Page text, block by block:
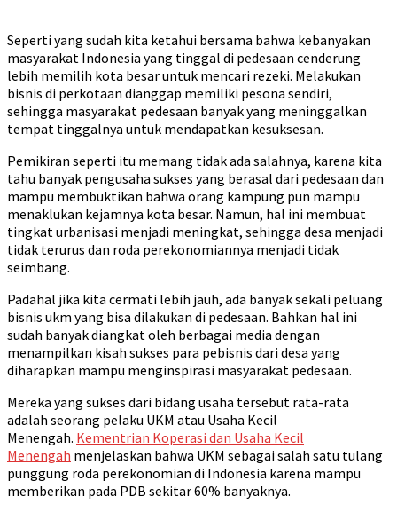
Seperti yang sudah kita ketahui bersama bahwa kebanyakan
masyarakat Indonesia yang tinggal di pedesaan cenderung
lebih memilih kota besar untuk mencari rezeki. Melakukan
bisnis di perkotaan dianggap memiliki pesona sendiri,
sehingga masyarakat pedesaan banyak yang meninggalkan
tempat tinggalnya untuk mendapatkan kesuksesan.
Pemikiran seperti itu memang tidak ada salahnya, karena kita
tahu banyak pengusaha sukses yang berasal dari pedesaan dan
mampu membuktikan bahwa orang kampung pun mampu
menaklukan kejamnya kota besar. Namun, hal ini membuat
tingkat urbanisasi menjadi meningkat, sehingga desa menjadi
tidak terurus dan roda perekonomiannya menjadi tidak
seimbang.
Padahal jika kita cermati lebih jauh, ada banyak sekali peluang
bisnis ukm yang bisa dilakukan di pedesaan. Bahkan hal ini
sudah banyak diangkat oleh berbagai media dengan
menampilkan kisah sukses para pebisnis dari desa yang
diharapkan mampu menginspirasi masyarakat pedesaan.
Mereka yang sukses dari bidang usaha tersebut rata-rata
adalah seorang pelaku UKM atau Usaha Kecil
Menengah. Kementrian Koperasi dan Usaha Kecil
Menengah menjelaskan bahwa UKM sebagai salah satu tulang
punggung roda perekonomian di Indonesia karena mampu
memberikan pada PDB sekitar 60% banyaknya.